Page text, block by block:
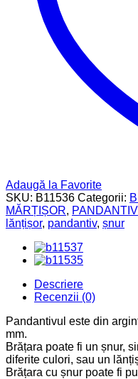
Adaugă la Favorite
SKU: B11536 Categorii:
MĂRȚIȘOR,
lănțișor, pandantiv, șnur
Descriere
Recenzii (0)
Pandantivul este din
mm.
Brățara poate fi un șnur,
diferite culori, sau un
Brățara cu șnur poate fi